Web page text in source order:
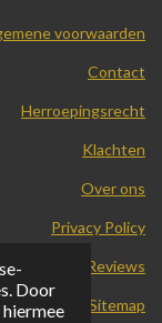
Door
voorwaarden
Contact
Herroepingsrecht
Klachten
Over ons
Privacy Policy
Reviews
Sitemap